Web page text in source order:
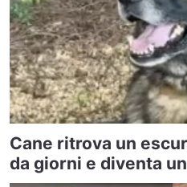
Cane ritrova un
da giorni e diventa